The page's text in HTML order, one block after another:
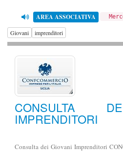
AREA ASSOCIATIVA
Giovani imprenditori
CONSULTA
IMPRENDITORI
Consulta dei Giovani Imprenditori